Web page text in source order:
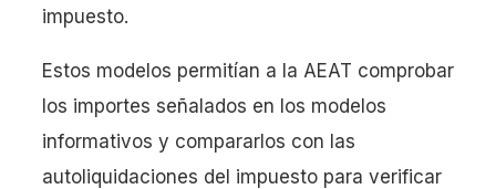
impuesto.
Estos modelos permitían a la AEAT comprobar
los importes señalados en los modelos
informativos y compararlos con las
autoliquidaciones del impuesto para verificar